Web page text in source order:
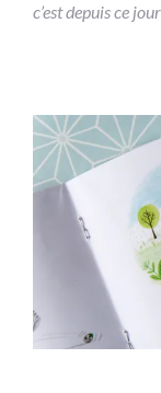
c’est depuis ce